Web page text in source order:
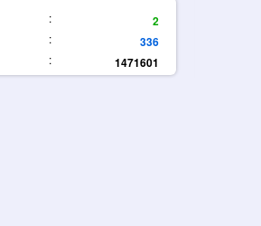
:
2
:
336
: 1471601